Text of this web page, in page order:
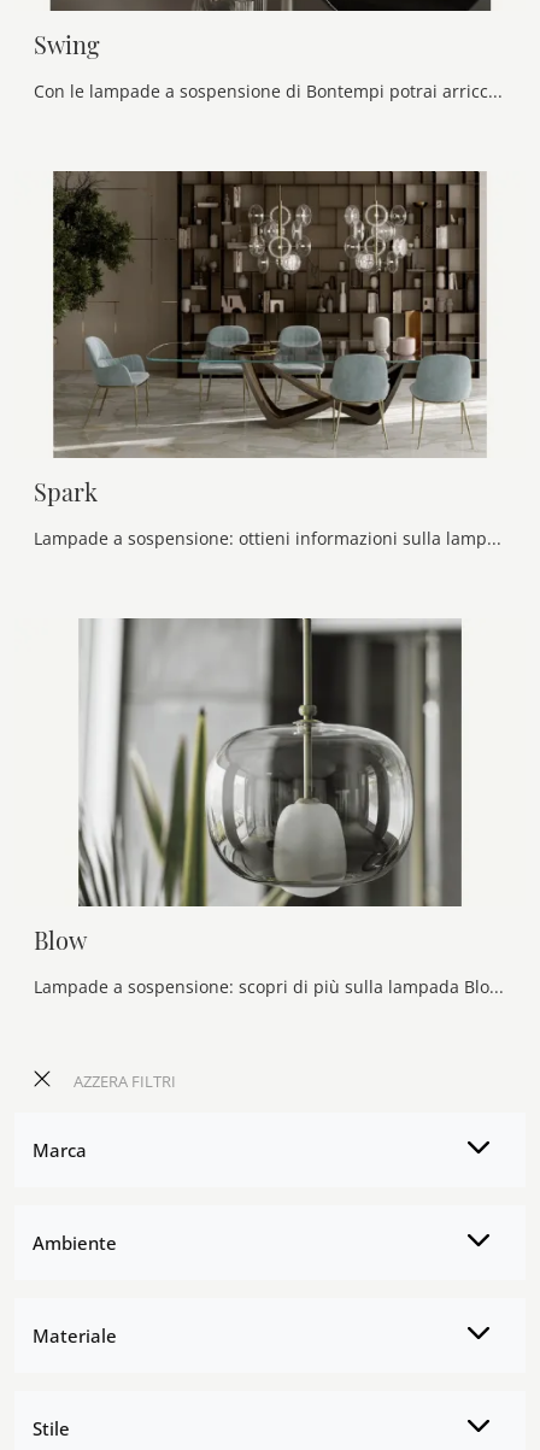
AZZERA FILTRI
Marca
Ambiente
Materiale
Stile
Swing
Con le lampade a sospensione di Bontempi potrai arricchire i tuoi locali: clicca e scopri Swing!
Spark
Lampade a sospensione: ottieni informazioni sulla lampada Spark in vetro che ti consigliamo.
Blow
Lampade a sospensione: scopri di più sulla lampada Blow in vetro che ti consigliamo.